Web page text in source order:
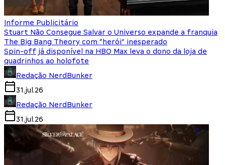
Informe Publicitário
Stuart Não Consegue Salvar o Universo expande a franquia
The Big Bang Theory com “herói” inesperado
Spin-off já disponível na HBO Max leva o dono da loja de
quadrinhos ao holofote
Redação NerdBunker
31.jul.26
Redação NerdBunker
31.jul.26